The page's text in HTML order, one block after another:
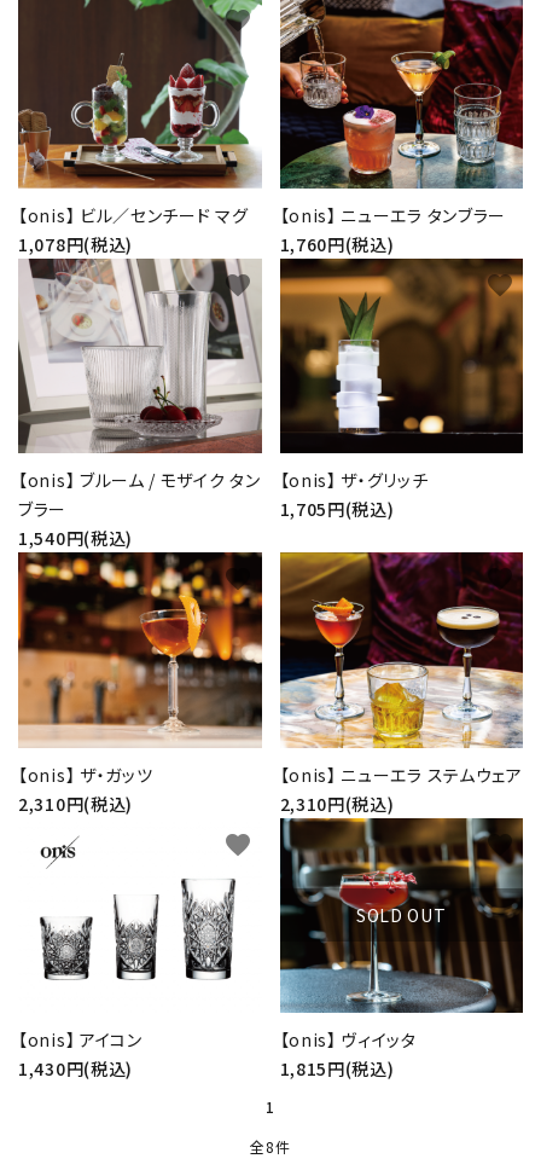
【onis】 ビル／センチード マグ
1,078円(税込)
favorite
【onis】 ニューエラ タンブラー
1,760円(税込)
favorite
【onis】 ブルーム / モザイク タン
ブラー
1,540円(税込)
favorite
【onis】 ザ・グリッチ
1,705円(税込)
favorite
【onis】 ザ・ガッツ
2,310円(税込)
favorite
【onis】 ニューエラ ステムウェア
2,310円(税込)
favorite
【onis】 アイコン
1,430円(税込)
favorite
SOLD OUT
【onis】 ヴィイッタ
1,815円(税込)
favorite
1
全8件